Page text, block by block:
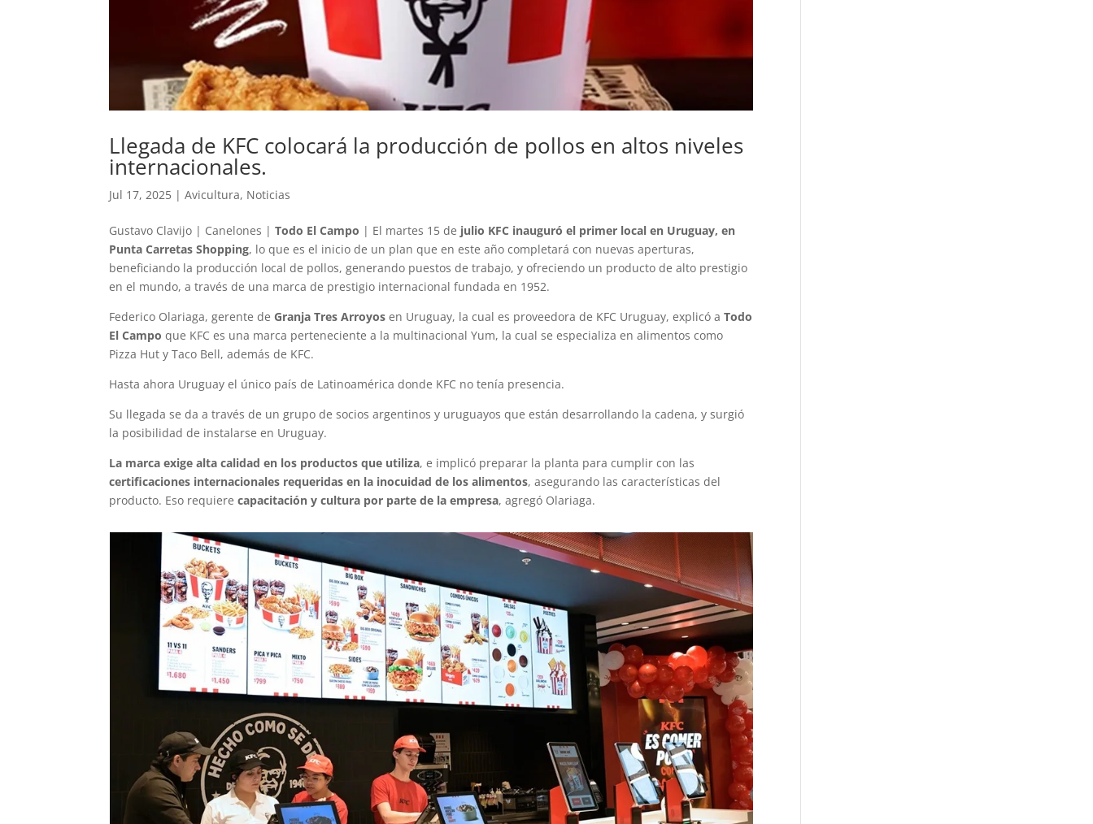
Llegada de KFC colocará la producción de pollos en altos niveles
internacionales.
Jul 17, 2025 |Avicultura, Noticias
Gustavo Clavijo | Canelones |Todo El Campo | El martes 15 de julio KFC inauguró el primer local en Uruguay, en
Punta Carretas Shopping, lo que es el inicio de un plan que en este año completará con nuevas aperturas,
beneficiando la producción local de pollos, generando puestos de trabajo, y ofreciendo un producto de alto prestigio
en el mundo, a través de una marca de prestigio internacional fundada en 1952.
Federico Olariaga, gerente de Granja Tres Arroyosen Uruguay, la cual es proveedora de KFC Uruguay, explicó aTodo
El Campo que KFC es una marca perteneciente a la multinacional Yum, la cual se especializa en alimentos como
Pizza Hut y Taco Bell, además de KFC.
Hasta ahora Uruguay el único país de Latinoamérica donde KFC no tenía presencia.
Su llegada se da a través de un grupo de socios argentinos y uruguayos que están desarrollando la cadena, y surgió
la posibilidad de instalarse en Uruguay.
La marca exige alta calidad en los productos que utiliza, e implicó preparar la planta para cumplir con las
certificaciones internacionales requeridas en la inocuidad de los alimentos, asegurando las características del
producto. Eso requierecapacitación y cultura por parte de la empresa, agregó Olariaga.